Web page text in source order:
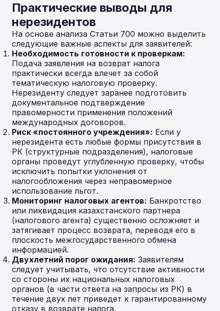
Практические выводы для
нерезидентов
На основе анализа Статьи 700 можно выделить
следующие важные аспекты для заявителей:
Необходимость готовности к проверкам:
Подача заявления на возврат налога
практически всегда влечет за собой
тематическую налоговую проверку.
Нерезиденту следует заранее подготовить
документальное подтверждение
правомерности применения положений
международных договоров.
Риск «постоянного учреждения»: Если у
нерезидента есть любые формы присутствия в
РК (структурные подразделения), налоговые
органы проведут углубленную проверку, чтобы
исключить попытки уклонения от
налогообложения через неправомерное
использование льгот.
Мониторинг налоговых агентов: Банкротство
или ликвидация казахстанского партнера
(налогового агента) существенно осложняет и
затягивает процесс возврата, переводя его в
плоскость межгосударственного обмена
информацией.
Двухлетний порог ожидания: Заявителям
следует учитывать, что отсутствие активности
со стороны их национальных налоговых
органов (в части ответа на запросы из РК) в
течение двух лет приведет к гарантированному
отказу в возврате налога.